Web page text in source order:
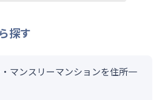
探す
マンスリーマンションを住所一